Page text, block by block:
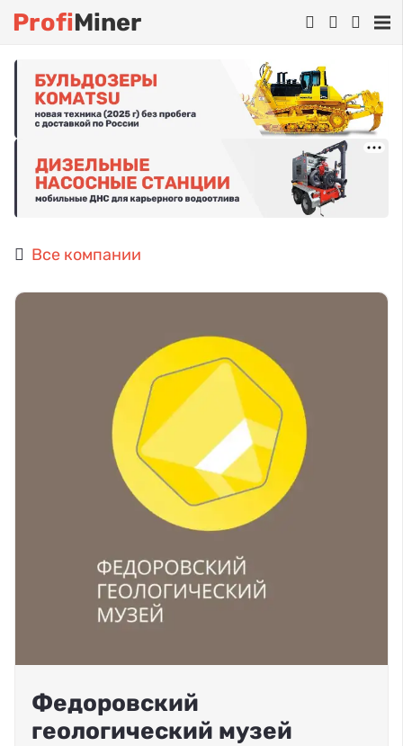
ProfiMiner
Все компании
Федоровский
геологический музей